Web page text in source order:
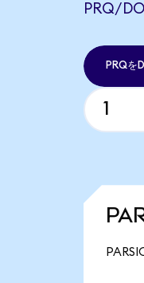
PRQ/
PRQを